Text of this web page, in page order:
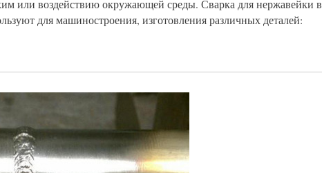
или воздействию окружающей среды. Сварка для нержавейки в
для машиностроения, изготовления различных деталей: